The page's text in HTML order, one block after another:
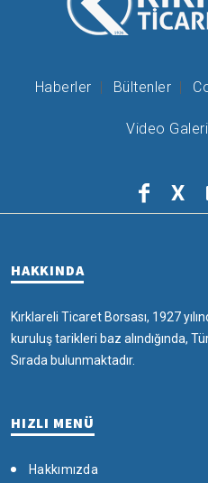
Haberler Bültenler
Video Galeri
X
HAKKINDA
Kırklareli Ticaret Borsası, 1927
kuruluş tarikleri baz alındığında,
Sırada bulunmaktadır.
HIZLI MENÜ
Hakkımızda